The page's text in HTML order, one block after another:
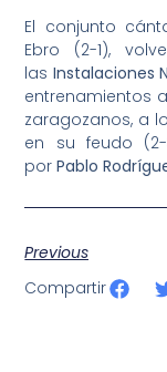
El conjunto
Ebro (2-1),
las Instalaciones
entrenamientos
zaragozanos, a
en su feudo
por Pablo
Previous
Compartir